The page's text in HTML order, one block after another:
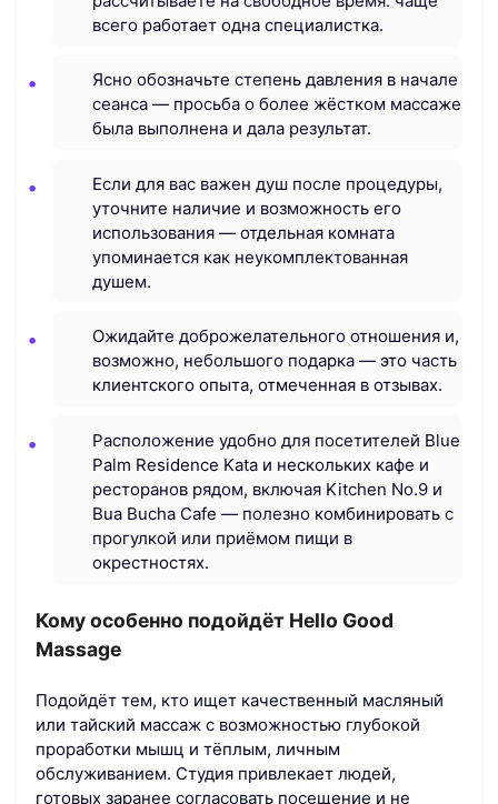
всего работает одна специалистка.
Ясно обозначьте степень давления в начале
сеанса — просьба о более жёстком массаже
была выполнена и дала результат.
Если для вас важен душ после процедуры,
уточните наличие и возможность его
использования — отдельная комната
упоминается как неукомплектованная
душем.
Ожидайте доброжелательного отношения и,
возможно, небольшого подарка — это часть
клиентского опыта, отмеченная в отзывах.
Расположение удобно для посетителей Blue
Palm Residence Kata и нескольких кафе и
ресторанов рядом, включая Kitchen No.9 и
Bua Bucha Cafe — полезно комбинировать с
прогулкой или приёмом пищи в
окрестностях.
Кому особенно подойдёт Hello Good
Massage
Подойдёт тем, кто ищет качественный масляный
или тайский массаж с возможностью глубокой
проработки мышц и тёплым, личным
обслуживанием. Студия привлекает людей,
готовых заранее согласовать посещение и не